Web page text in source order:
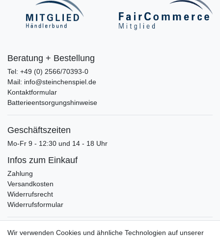
Beratung + Bestellung
Tel: +49 (0) 2566/70393-0
Mail: info@steinchenspiel.de
Kontaktformular
Batterieentsorgungshinweise
Geschäftszeiten
Mo-Fr 9 - 12:30 und 14 - 18 Uhr
Infos zum Einkauf
Zahlung
Versandkosten
Widerrufsrecht
Widerrufsformular
Verpackungslizenz
Wir verwenden Cookies und ähnliche Technologien auf unserer